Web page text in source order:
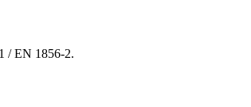
/ EN 1856-2.